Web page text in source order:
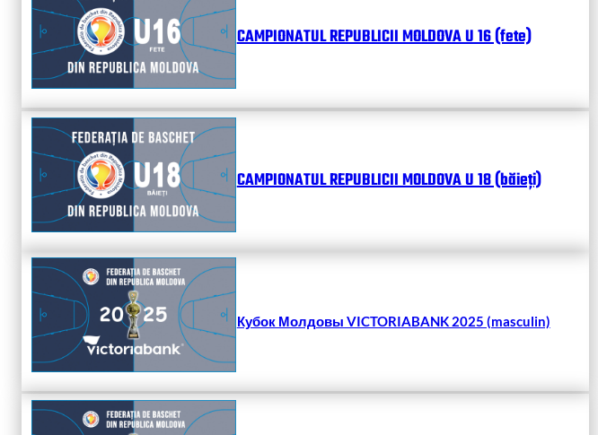
CAMPIONATUL REPUBLICII MOLDOVA U 16 (fete)
CAMPIONATUL REPUBLICII MOLDOVA U 18 (băieți)
Кубок Молдовы VICTORIABANK 2025 (masculin)